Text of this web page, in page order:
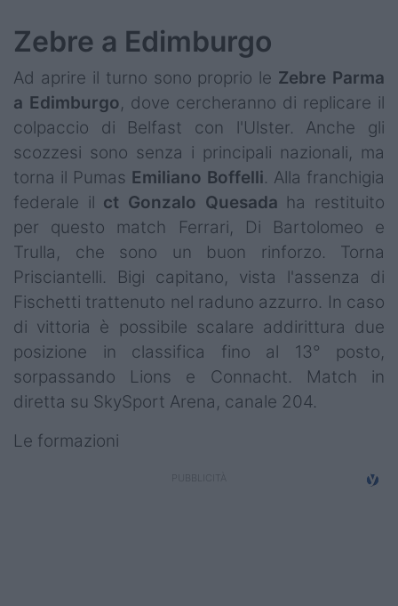
Zebre a Edimburgo
Ad aprire il turno sono proprio le Zebre Parma
a Edimburgo, dove cercheranno di replicare il
colpaccio di Belfast con l'Ulster. Anche gli
scozzesi sono senza i principali nazionali, ma
torna il Pumas Emiliano Boffelli. Alla franchigia
federale il ct Gonzalo Quesada ha restituito
per questo match Ferrari, Di Bartolomeo e
Trulla, che sono un buon rinforzo. Torna
Prisciantelli. Bigi capitano, vista l'assenza di
Fischetti trattenuto nel raduno azzurro. In caso
di vittoria è possibile scalare addirittura due
posizione in classifica fino al 13° posto,
sorpassando Lions e Connacht. Match in
diretta su SkySport Arena, canale 204.
Le formazioni